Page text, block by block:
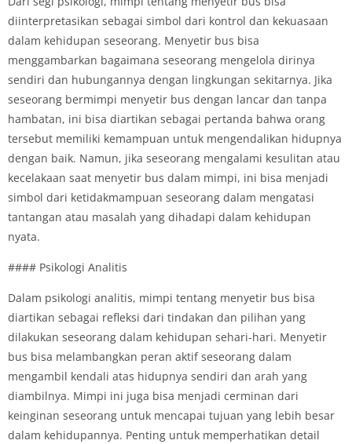
diinterpretasikan sebagai simbol dari kontrol dan kekuasaan
dalam kehidupan seseorang. Menyetir bus bisa
menggambarkan bagaimana seseorang mengelola dirinya
sendiri dan hubungannya dengan lingkungan sekitarnya. Jika
seseorang bermimpi menyetir bus dengan lancar dan tanpa
hambatan, ini bisa diartikan sebagai pertanda bahwa orang
tersebut memiliki kemampuan untuk mengendalikan hidupnya
dengan baik. Namun, jika seseorang mengalami kesulitan atau
kecelakaan saat menyetir bus dalam mimpi, ini bisa menjadi
simbol dari ketidakmampuan seseorang dalam mengatasi
tantangan atau masalah yang dihadapi dalam kehidupan
nyata.
#### Psikologi Analitis
Dalam psikologi analitis, mimpi tentang menyetir bus bisa
diartikan sebagai refleksi dari tindakan dan pilihan yang
dilakukan seseorang dalam kehidupan sehari-hari. Menyetir
bus bisa melambangkan peran aktif seseorang dalam
mengambil kendali atas hidupnya sendiri dan arah yang
diambilnya. Mimpi ini juga bisa menjadi cerminan dari
keinginan seseorang untuk mencapai tujuan yang lebih besar
dalam kehidupannya. Penting untuk memperhatikan detail